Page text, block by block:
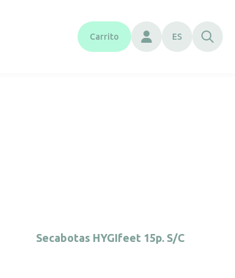
Carrito ES
Secabotas HYGIfeet 15p. S/C